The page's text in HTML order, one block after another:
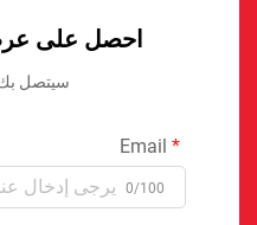
احصل على
سيتصل بك
0/100